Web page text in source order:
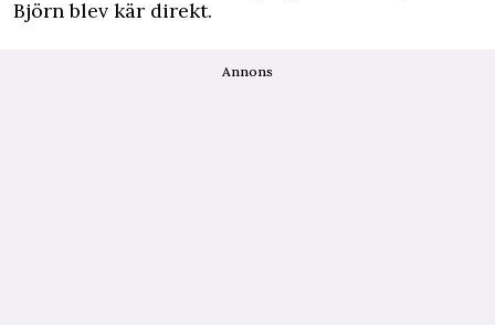
Björn blev kär direkt.
Annons